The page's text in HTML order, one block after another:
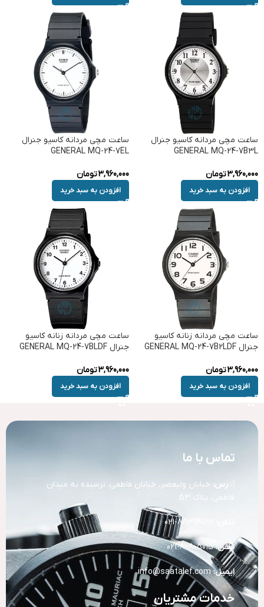
ساعت مچی مردانه کاسیو جنرال
GENERAL MQ-24-7B3L
3,960,000تومان
افزودن به سبد خرید
ساعت مچی مردانه کاسیو جنرال
GENERAL MQ-24-7EL
3,960,000تومان
افزودن به سبد خرید
ساعت مچی مردانه زنانه کاسیو
جنرال GENERAL MQ-24-7B2LDF
3,960,000تومان
افزودن به سبد خرید
ساعت مچی مردانه زنانه کاسیو
جنرال GENERAL MQ-24-7BLDF
3,960,000تومان
افزودن به سبد خرید
تماس با ما
رس: خیابان ولیعصر، خیابان فاطمی، نرسیده به میدان
فاطمی، پلاک 53
تلفن:82805015-021
ایمیل: info@saatalef.com
خدمات مشتریان